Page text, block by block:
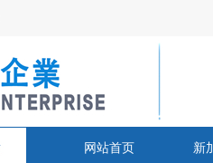
网站首页 新